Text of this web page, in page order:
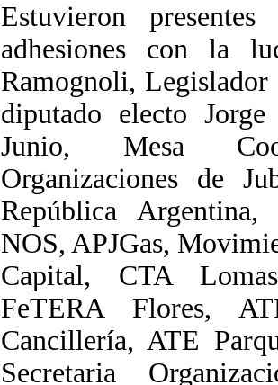
Estuvieron
adhesiones con la
Ramognoli,
diputado electo
Junio, Mesa
Organizaciones de
República
NOS, APJGas,
Capital, CTA
FeTERA Flores,
Cancillería, ATE
Secretaria